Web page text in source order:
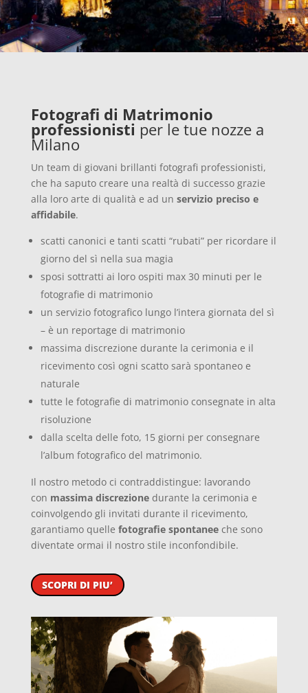
Fotografi di Matrimonio
professionisti per le tue nozze a
Milano
Un team di giovani brillanti fotografi professionisti,
che ha saputo creare una realtà di successo grazie
alla loro arte di qualità e ad un servizio preciso e
affidabile.
scatti canonici e tanti scatti “rubati” per ricordare il
giorno del sì nella sua magia
sposi sottratti ai loro ospiti max 30 minuti per le
fotografie di matrimonio
un servizio fotografico lungo l’intera giornata del sì
– è un reportage di matrimonio
massima discrezione durante la cerimonia e il
ricevimento così ogni scatto sarà spontaneo e
naturale
tutte le fotografie di matrimonio consegnate in alta
risoluzione
dalla scelta delle foto, 15 giorni per consegnare
l’album fotografico del matrimonio.
Il nostro metodo ci contraddistingue: lavorando
con massima discrezionedurante la cerimonia e
coinvolgendo gli invitati durante il ricevimento,
garantiamo quelle fotografie spontaneeche sono
diventate ormai il nostro stile inconfondibile.
SCOPRI DI PIU’